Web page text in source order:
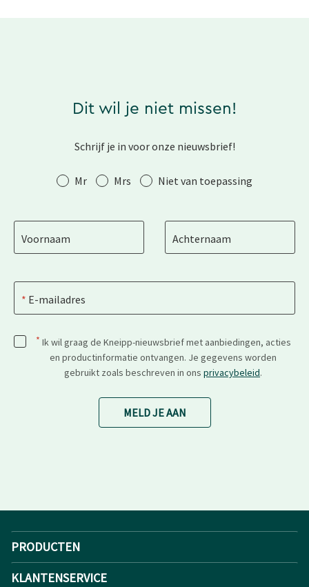
Dit wil je niet missen!
Schrijf je in voor onze nieuwsbrief!
Aanhef Mr Mrs Niet van toepassing
Voornaam Achternaam
E-mailadres
* Ik wil graag de Kneipp-nieuwsbrief met aanbiedingen, acties
en productinformatie ontvangen. Je gegevens worden
gebruikt zoals beschreven in ons privacybeleid.
MELD JE AAN
PRODUCTEN
KLANTENSERVICE